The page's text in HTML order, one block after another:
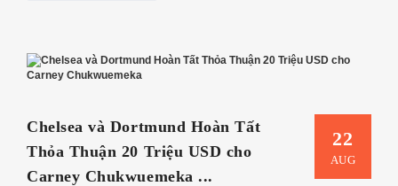
22
AUG
Chelsea và Dortmund Hoàn Tất
Thỏa Thuận 20 Triệu USD cho
Carney Chukwuemeka ...